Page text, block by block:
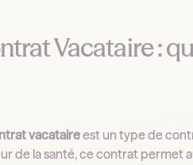
Vacataire :
vacataireest un type de
de la santé, ce contrat permet